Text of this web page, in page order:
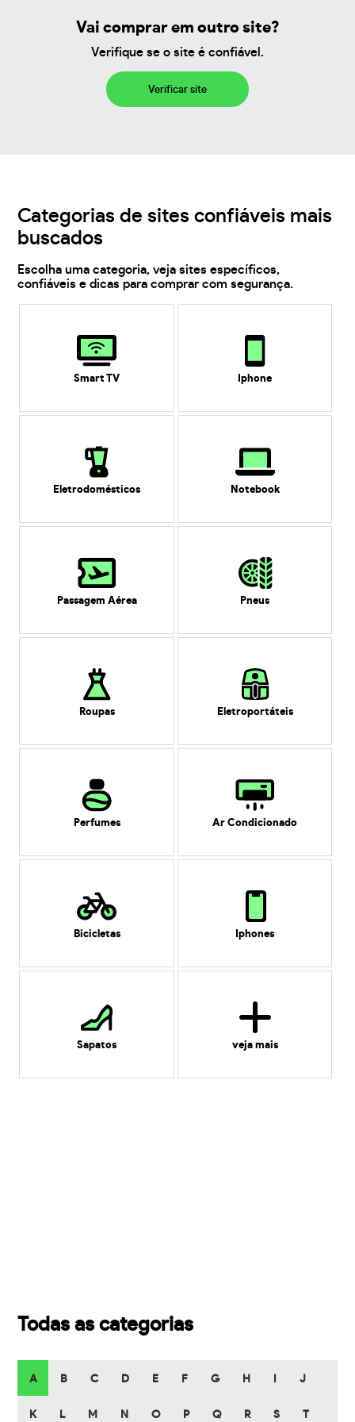
Vai comprar em outro site?
Verifique se o site é confiável.
Verificar site
Categorias de sites confiáveis mais
buscados
Escolha uma categoria, veja sites específicos,
confiáveis e dicas para comprar com segurança.
Smart TV Iphone
Eletrodomésticos Notebook
Passagem Aérea Pneus
Roupas Eletroportáteis
Perfumes Ar Condicionado
Bicicletas Iphones
Sapatos veja mais
Todas as categorias
A B C D E F G H J
K L M N O P Q R S T